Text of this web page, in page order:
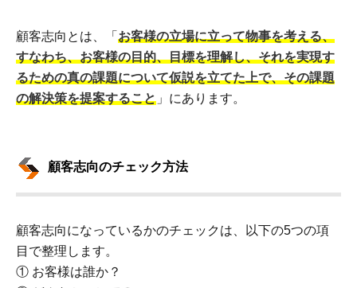
顧客志向とは、「 お客様の立場に立って物事を考える、
すなわち、お客様の目的、目標を理解し、それを実現す
るための真の課題について仮説を立てた上で、その課題
の解決策を提案すること 」にあります。
顧客志向のチェック方法
顧客志向になっているかのチェックは、以下の5つの項
目で整理します。
① お客様は誰か？